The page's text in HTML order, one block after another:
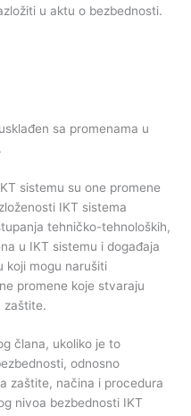
u aktu o bezbednosti.
sa promenama u
sistemu su one promene
IKT sistema
tehničko-tehnoloških,
u IKT sistemu i događaja
koji mogu narušiti
promene koje stvaraju
zaštite.
člana, ukoliko je to
odnosno
zaštite, načina i procedura
nivoa bezbednosti IKT